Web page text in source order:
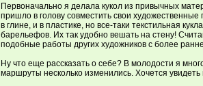
Первоначально я делала кукол из привычных
пришло в голову совместить свои
в глине, и в пластике, но все-таки текстильная
барельефов. Их так удобно вешать на стену!
подобные работы других художников с более
Ну что еще рассказать о себе? В молодости я
маршруты несколько изменились. Хочется